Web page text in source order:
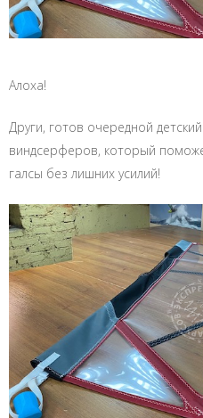
Алоха!
Други, готов очередной
виндсерферов, который
галсы без лишних усилий!